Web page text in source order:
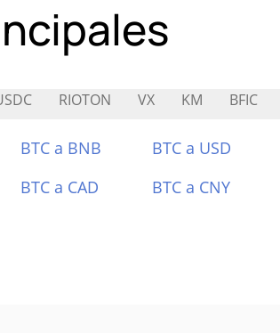
RIOTON VX KM BFIC
BTC a BNB BTC a USD
BTC a CAD BTC a CNY